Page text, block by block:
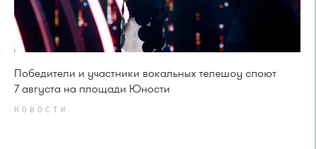
Победители и участники вокальных телешоу споют
7 августа на площади Юности
НОВОСТИ